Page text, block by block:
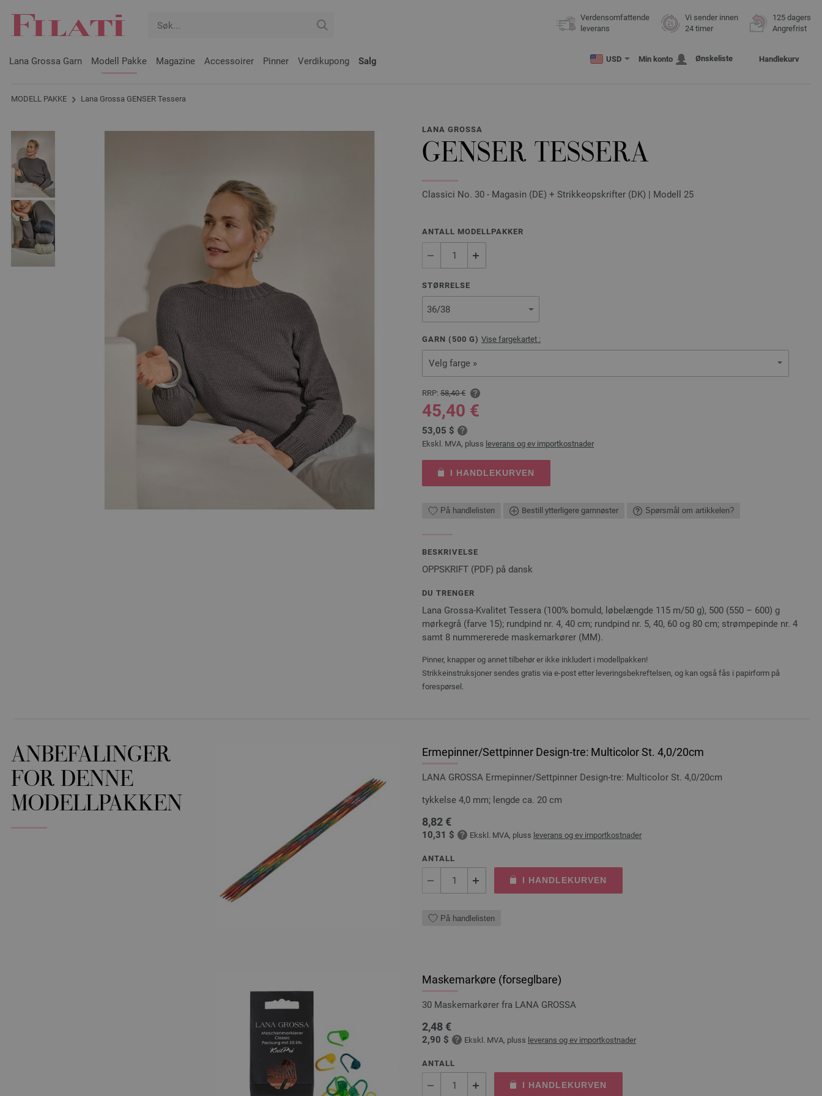
Verdensomfattende
leverans
Vi sender innen
24 timer
125 dagers
Angrefrist
Lana Grossa Garn Modell Pakke Magazine Accessoirer Pinner Verdikupong Salg USD Min konto Ønskeliste Handlekurv
MODELL PAKKE Lana Grossa GENSER Tessera
LANA GROSSA
GENSER TESSERA
Classici No. 30 - Magasin (DE) + Strikkeopskrifter (DK) | Modell 25
ANTALL MODELLPAKKER
STØRRELSE
GARN ( 500 G) Vise fargekartet :
Velg farge »
RRP: 58,40 €
45,40 €
53,05 $
Ekskl. MVA, pluss leverans og ev importkostnader
I HANDLEKURVEN
På handlelisten Bestill ytterligere garnnøster Spørsmål om artikkelen?
BESKRIVELSE
OPPSKRIFT (PDF) på dansk
DU TRENGER
Lana Grossa-Kvalitet Tessera (100% bomuld, løbelængde 115 m/50 g), 500 (550 – 600) g
mørkegrå (farve 15); rundpind nr. 4, 40 cm; rundpind nr. 5, 40, 60 og 80 cm; strømpepinde nr. 4
samt 8 nummererede maskemarkører (MM).
Pinner, knapper og annet tilbehør er ikke inkludert i modellpakken!
Strikkeinstruksjoner sendes gratis via e-post etter leveringsbekreftelsen, og kan også fås i papirform på
forespørsel.
ANBEFALINGER
FOR DENNE
MODELLPAKKEN
Ermepinner/Settpinner Design-tre: Multicolor St. 4,0/20cm
LANA GROSSA Ermepinner/Settpinner Design-tre: Multicolor St. 4,0/20cm
tykkelse 4,0 mm; lengde ca. 20 cm
8,82 €
10,31 $ Ekskl. MVA, pluss leverans og ev importkostnader
ANTALL
I HANDLEKURVEN
På handlelisten
Maskemarkøre (forseglbare)
30 Maskemarkører fra LANA GROSSA
2,48 €
2,90 $ Ekskl. MVA, pluss leverans og ev importkostnader
ANTALL
I HANDLEKURVEN